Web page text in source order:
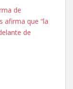
tiene miedo a la
de
afirma que “la
de